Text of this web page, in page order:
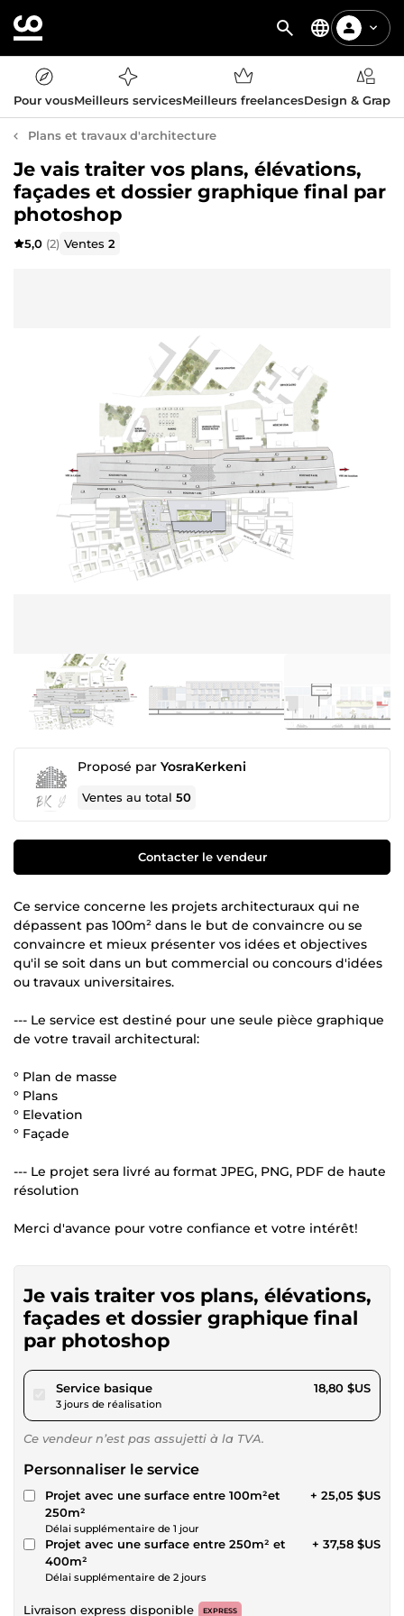
Pour vousMeilleurs servicesMeilleurs freelancesDesign &
Plans et travaux d'architecture
Je vais traiter vos plans, élévations,
façades et dossier graphique final par
photoshop
5,0 (2) Ventes2
Proposé par YosraKerkeni
Ventes au total50
Contacter le vendeur
Ce service concerne les projets architecturaux qui ne
dépassent pas 100m² dans le but de convaincre ou se
convaincre et mieux présenter vos idées et objectives
qu'il se soit dans un but commercial ou concours d'idées
ou travaux universitaires.
--- Le service est destiné pour une seule pièce graphique
de votre travail architectural:
° Plan de masse
° Plans
° Elevation
° Façade
--- Le projet sera livré au format JPEG, PNG, PDF de haute
résolution
Merci d'avance pour votre confiance et votre intérêt!
Je vais traiter vos plans, élévations,
façades et dossier graphique final
par photoshop
Service basiquepour 17,32 $US
3 jours de réalisation
18,80 $US
Ce vendeur n’est pas assujetti à la TVA.
Personnaliser le service
Projet avec une surface entre 100m²et
250m²
Délai supplémentaire de 1 jour
+ 25,05 $US
Projet avec une surface entre 250m² et
400m²
Délai supplémentaire de 2 jours
+ 37,58 $US
Livraison express disponible EXPRESS